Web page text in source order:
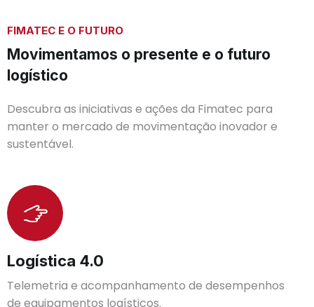
FIMATEC E O FUTURO
Movimentamos o presente e o futuro
logístico
Descubra as iniciativas e ações da Fimatec para
manter o mercado de movimentação inovador e
sustentável.
Logística 4.0
Telemetria e acompanhamento de desempenhos
de equipamentos logísticos.